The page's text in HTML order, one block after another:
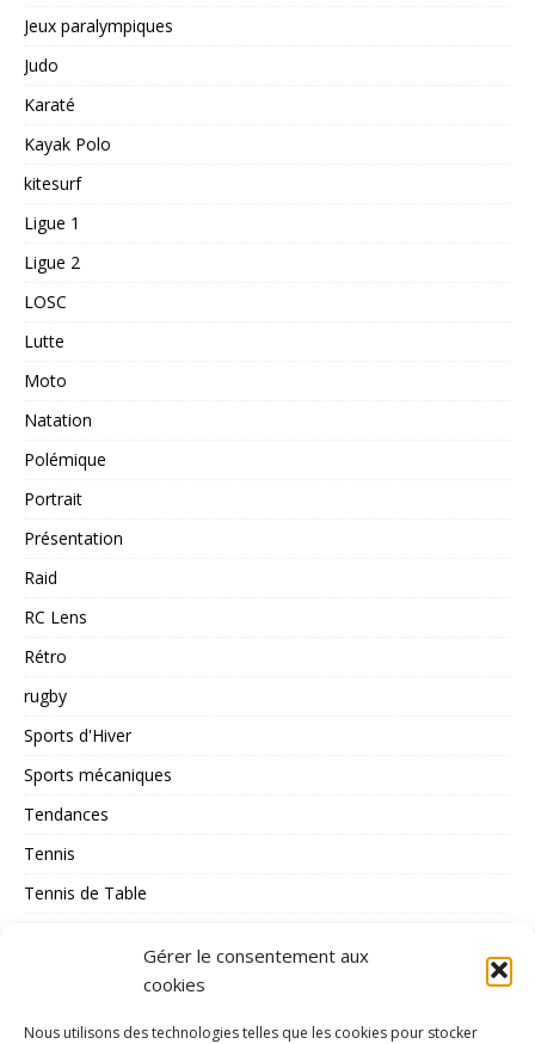
Gérer le consentement aux
cookies
Nous utilisons des technologies telles que les cookies pour stocker
Jeux paralympiques
Judo
Karaté
Kayak Polo
kitesurf
Ligue 1
Ligue 2
LOSC
Lutte
Moto
Natation
Polémique
Portrait
Présentation
Raid
RC Lens
Rétro
rugby
Sports d'Hiver
Sports mécaniques
Tendances
Tennis
Tennis de Table